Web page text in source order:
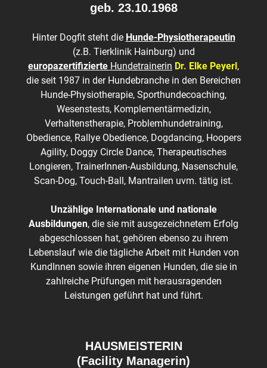
geb. 23.10.1968
Hinter Dogfit steht die Hunde-Physiotherapeutin
(z.B. Tierklinik Hainburg) und
europazertifizierte Hundetrainerin Dr. Elke Peyerl,
die seit 1987 in der Hundebranche in den Bereichen
Hunde-Physiotherapie, Sporthundecoaching,
Wesenstests, Komplementärmedizin,
Verhaltenstherapie, Problemhundetraining,
Obedience, Rallye Obedience, Dogdancing, Hoopers
Agility, Doggy Circle Dance, Therapeutisches
Longieren, TrainerInnen-Ausbildung, Nasenschule,
Scan-Dog, Touch-Ball, Mantrailen uvm. tätig ist.
Unzählige Internationale und nationale
Ausbildungen, die sie mit ausgezeichnetem Erfolg
abgeschlossen hat, gehören ebenso zu ihrem
Lebenslauf wie die tägliche Arbeit mit Hunden von
KundInnen sowie ihren eigenen Hunden, die sie in
zahlreiche Prüfungen mit herausragenden
Leistungen geführt hat und führt.
HAUSMEISTERIN
(Facility Managerin)